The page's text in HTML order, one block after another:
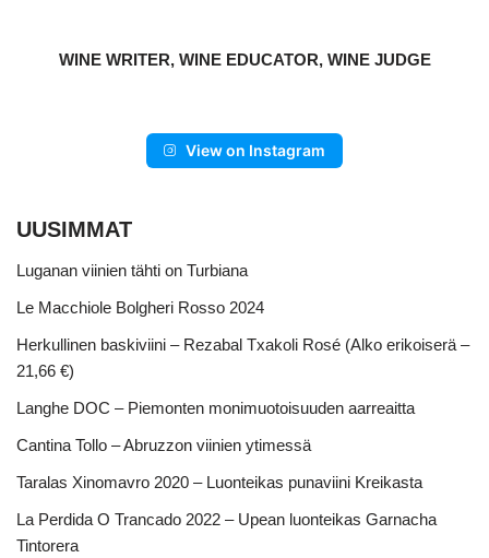
WINE WRITER, WINE EDUCATOR, WINE JUDGE
View on Instagram
UUSIMMAT
Luganan viinien tähti on Turbiana
Le Macchiole Bolgheri Rosso 2024
Herkullinen baskiviini – Rezabal Txakoli Rosé (Alko erikoiserä –
21,66 €)
Langhe DOC – Piemonten monimuotoisuuden aarreaitta
Cantina Tollo – Abruzzon viinien ytimessä
Taralas Xinomavro 2020 – Luonteikas punaviini Kreikasta
La Perdida O Trancado 2022 – Upean luonteikas Garnacha
Tintorera